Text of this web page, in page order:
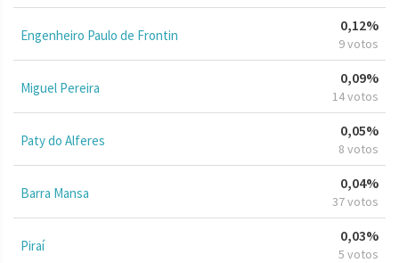
Engenheiro Paulo de Frontin
0,12%
9 votos
Miguel Pereira
0,09%
14 votos
Paty do Alferes
0,05%
8 votos
Barra Mansa
0,04%
37 votos
Piraí
0,03%
5 votos